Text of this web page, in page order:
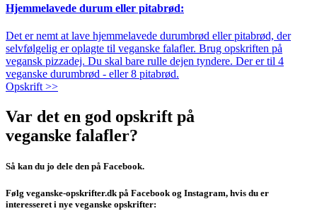
Hjemmelavede durum eller pitabrød:
Det er nemt at lave hjemmelavede durumbrød eller pitabrød, der
selvfølgelig er oplagte til veganske falafler. Brug opskriften på
vegansk pizzadej. Du skal bare rulle dejen tyndere. Der er til 4
veganske durumbrød - eller 8 pitabrød.
Opskrift >>
Var det en god opskrift på
veganske falafler?
Så kan du jo dele den på Facebook.
Følg veganske-opskrifter.dk på Facebook og Instagram, hvis du er
interesseret i nye veganske opskrifter: